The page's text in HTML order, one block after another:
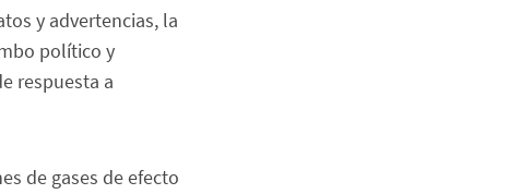
y advertencias, la
político y
respuesta a
de gases de efecto